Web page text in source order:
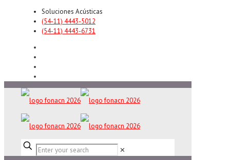
Soluciones Acústicas
(54-11) 4443-5012
(54-11) 4443-6731
✕